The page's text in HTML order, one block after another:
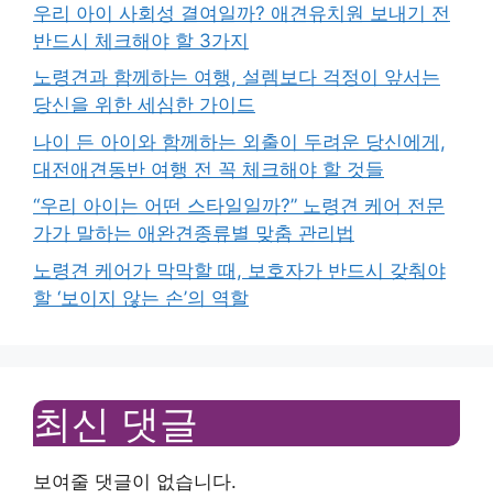
우리 아이 사회성 결여일까? 애견유치원 보내기 전
반드시 체크해야 할 3가지
노령견과 함께하는 여행, 설렘보다 걱정이 앞서는
당신을 위한 세심한 가이드
나이 든 아이와 함께하는 외출이 두려운 당신에게,
대전애견동반 여행 전 꼭 체크해야 할 것들
“우리 아이는 어떤 스타일일까?” 노령견 케어 전문
가가 말하는 애완견종류별 맞춤 관리법
노령견 케어가 막막할 때, 보호자가 반드시 갖춰야
할 ‘보이지 않는 손’의 역할
최신 댓글
보여줄 댓글이 없습니다.